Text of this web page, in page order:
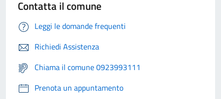
Leggi le domande frequenti
Richiedi Assistenza
Chiama il comune 0923993111
Prenota un appuntamento